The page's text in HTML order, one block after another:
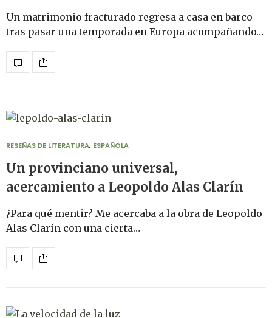
Un matrimonio fracturado regresa a casa en barco
tras pasar una temporada en Europa acompañando…
RESEÑAS DE LITERATURA, ESPAÑOLA
Un provinciano universal,
acercamiento a Leopoldo Alas Clarín
¿Para qué mentir? Me acercaba a la obra de Leopoldo
Alas Clarín con una cierta…